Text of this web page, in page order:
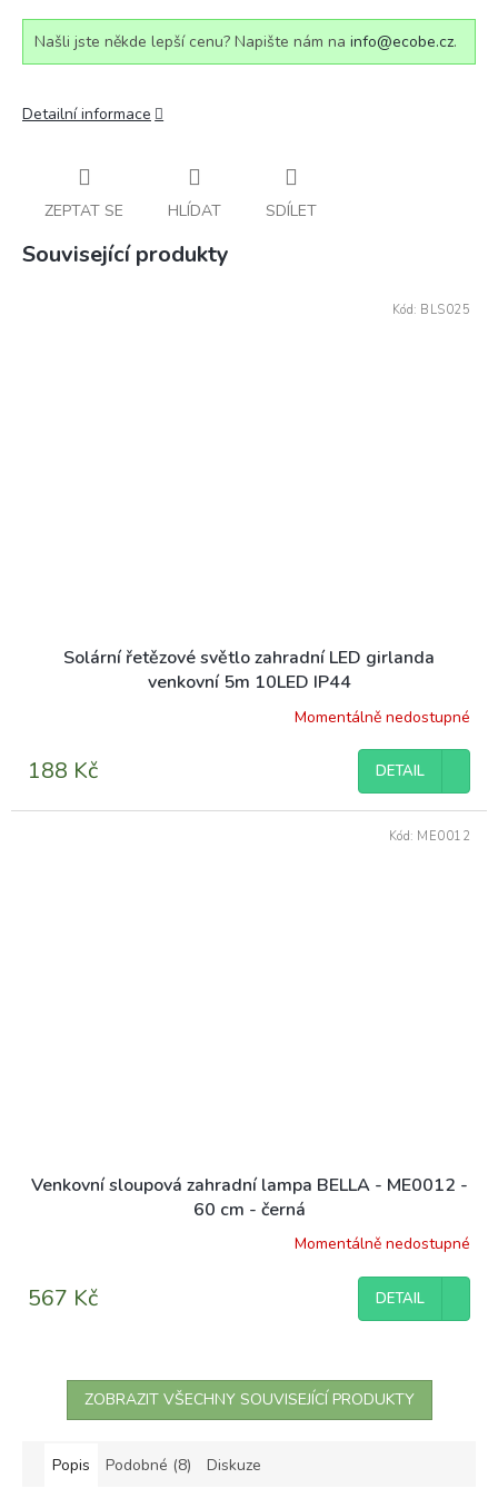
Našli jste někde lepší cenu? Napište nám na info@ecobe.cz.
Detailní informace
ZEPTAT SE HLÍDAT SDÍLET
Související produkty
Solární řetězové světlo zahradní LED girlanda
venkovní 5m 10LED IP44
Momentálně nedostupné
188 Kč DETAIL
Kód: BLS025
Venkovní sloupová zahradní lampa BELLA - ME0012 -
60 cm - černá
Momentálně nedostupné
567 Kč DETAIL
Kód: ME0012
ZOBRAZIT VŠECHNY SOUVISEJÍCÍ PRODUKTY
Popis Podobné (8) Diskuze